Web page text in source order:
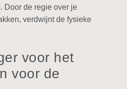
Door de regie over je
verdwijnt de fysieke
voor het
voor de